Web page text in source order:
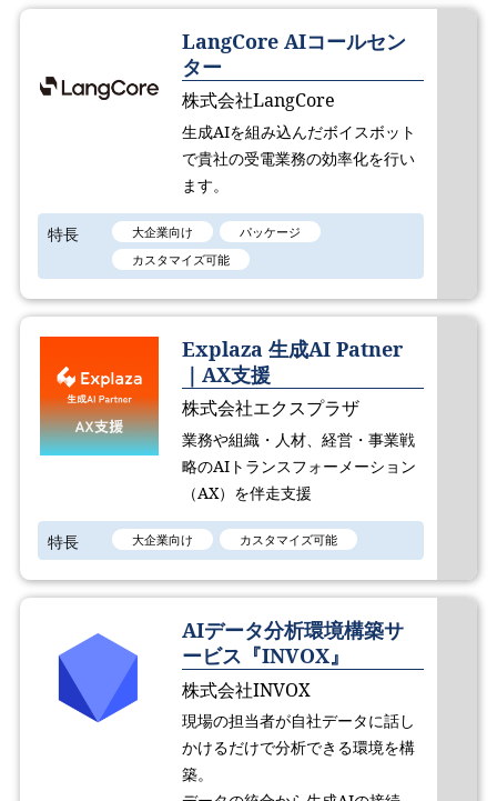
LangCore AIコールセン
ター
株式会社LangCore
生成AIを組み込んだボイスボット
で貴社の受電業務の効率化を行い
ます。
特長 大企業向け
パッケージ
カスタマイズ可能
Explaza 生成AI Patner
｜AX支援
株式会社エクスプラザ
業務や組織・人材、経営・事業戦
略のAIトランスフォーメーション
（AX）を伴走支援
特長 大企業向け カスタマイズ可能
AIデータ分析環境構築サ
ービス『INVOX』
株式会社INVOX
現場の担当者が自社データに話し
かけるだけで分析できる環境を構
築。